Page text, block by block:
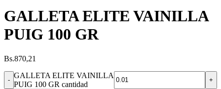
GALLETA ELITE VAINILLA
PUIG 100 GR
Bs.870,21
GALLETA ELITE VAINILLA
PUIG 100 GR cantidad